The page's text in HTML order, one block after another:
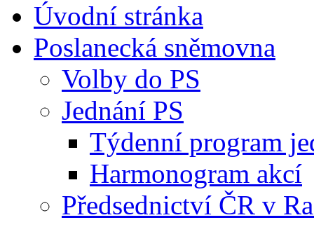
Úvodní stránka
Poslanecká sněmovna
Volby do PS
Jednání PS
Týdenní program
Harmonogram akcí
Předsednictví ČR v